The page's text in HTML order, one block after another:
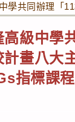
學共同辦理
級中學
計畫八
指標課